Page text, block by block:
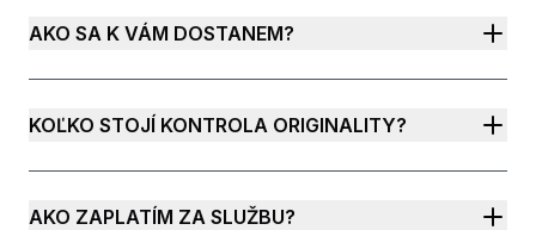
AKO SA K VÁM DOSTANEM?
KOĽKO STOJÍ KONTROLA ORIGINALITY?
AKO ZAPLATÍM ZA SLUŽBU?